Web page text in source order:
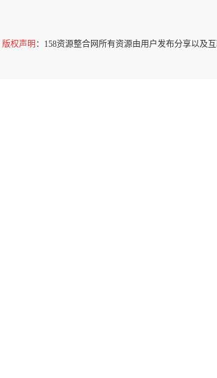
版权声明 ：158资源整合网所有资源由用户发布分享以及